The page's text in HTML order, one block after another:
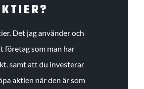
Det jag använder och
företag som man har
samt att du investerar
aktien när den är som